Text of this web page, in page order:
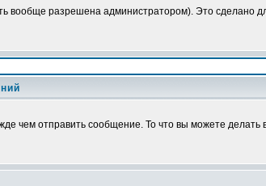
вообще разрешена администратором). Это сделано
чем отправить сообщение. То что вы можете